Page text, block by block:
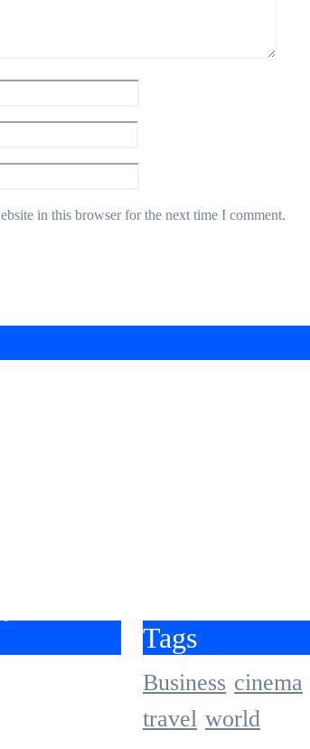
in this browser for the next time I comment.
Tags
Business cinema
travel world